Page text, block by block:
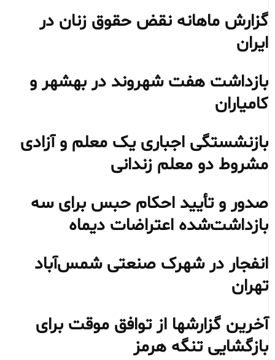
گزارش ماهانه نقض حقوق زنان در
ایران
بازداشت هفت شهروند در بهشهر و
کامیاران
بازنشستگی اجباری یک معلم و آزادی
مشروط دو معلم زندانی
صدور و تأیید احکام حبس برای سه
بازداشت‌شده اعتراضات دیماه
انفجار در شهرک صنعتی شمس‌آباد
تهران
آخرین گزارشها از توافق موقت برای
بازگشایی تنگه هرمز